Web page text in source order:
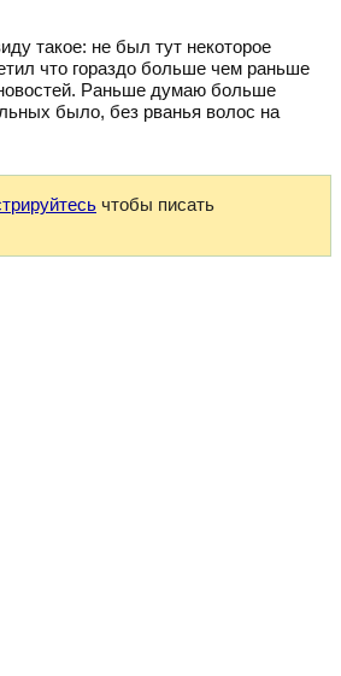
такое: не был тут некоторое
что гораздо больше чем раньше
Раньше думаю больше
было, без рванья волос на
чтобы писать